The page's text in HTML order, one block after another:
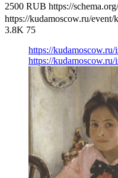
2500 RUB https://
https://kudamoscow.ru/
3.8K 75
https://
https://